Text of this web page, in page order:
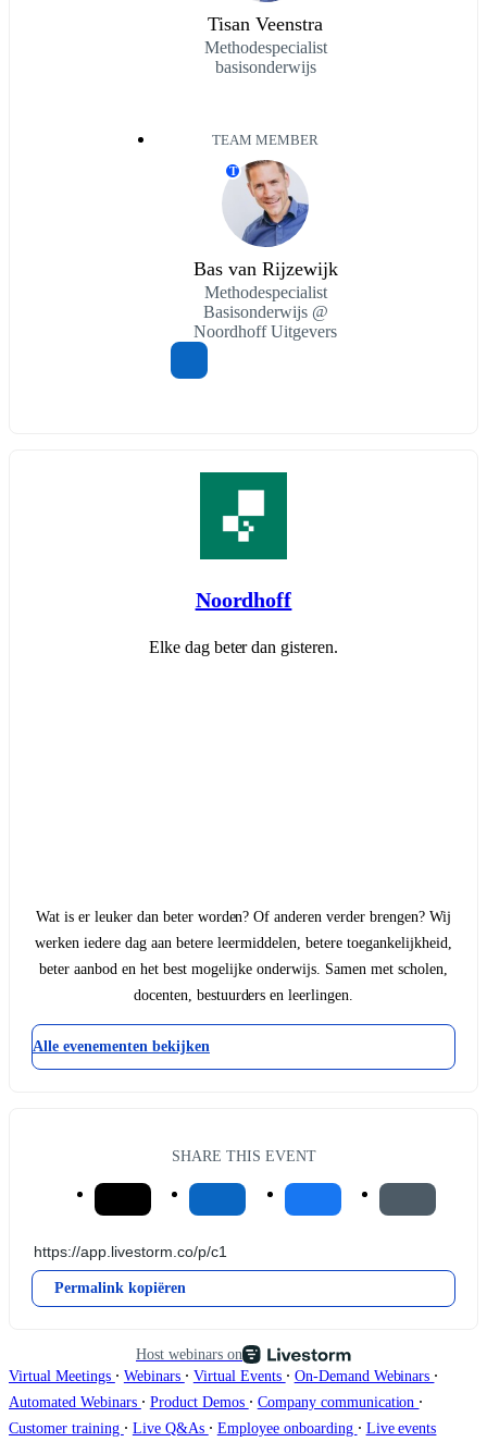
Tisan Veenstra
Methodespecialist
basisonderwijs
TEAM MEMBER
T
Bas van Rijzewijk
Methodespecialist
Basisonderwijs @
Noordhoff Uitgevers
Noordhoff
Elke dag beter dan gisteren.
Wat is er leuker dan beter worden? Of anderen verder brengen? Wij
werken iedere dag aan betere leermiddelen, betere toegankelijkheid,
beter aanbod en het best mogelijke onderwijs. Samen met scholen,
docenten, bestuurders en leerlingen.
Alle evenementen bekijken
SHARE THIS EVENT
Permalink kopiëren
Host webinars on
Virtual Meetings ∙ Webinars ∙ Virtual Events ∙ On-Demand Webinars ∙
Automated Webinars ∙ Product Demos ∙ Company communication ∙
Customer training ∙ Live Q&As ∙ Employee onboarding ∙ Live events